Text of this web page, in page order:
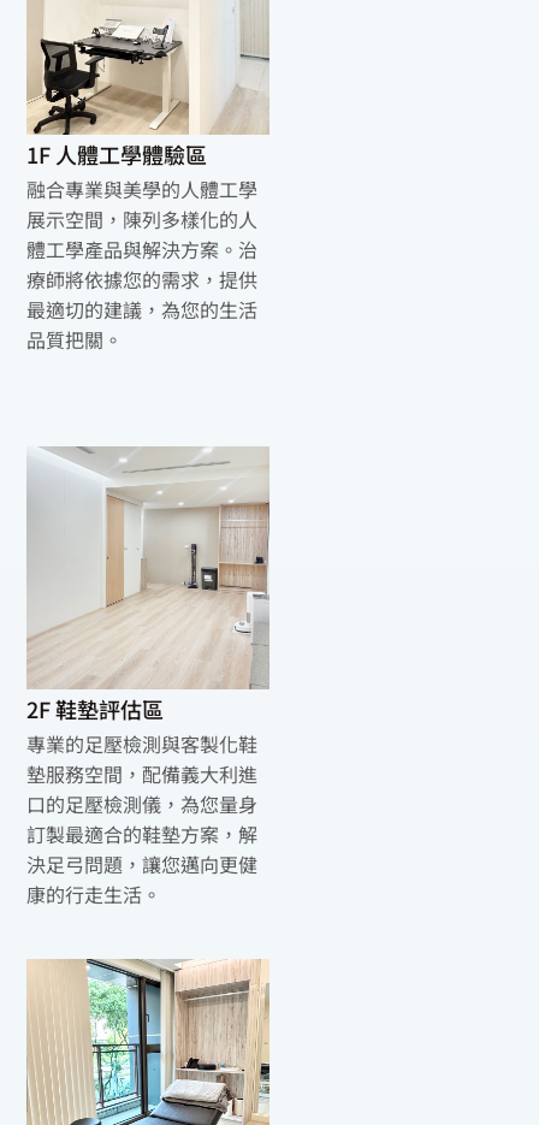
1F 人體工學體驗區
融合專業與美學的人體工學
展示空間，陳列多樣化的人
體工學產品與解決方案。治
療師將依據您的需求，提供
最適切的建議，為您的生活
品質把關。
2F 鞋墊評估區
專業的足壓檢測與客製化鞋
墊服務空間，配備義大利進
口的足壓檢測儀，為您量身
訂製最適合的鞋墊方案，解
決足弓問題，讓您邁向更健
康的行走生活。